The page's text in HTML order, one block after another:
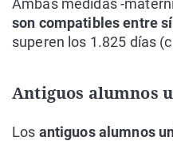
Ambas medidas -
son compatibles entre
superen los 1.825 días
Antiguos alumnos
Los antiguos alumnos